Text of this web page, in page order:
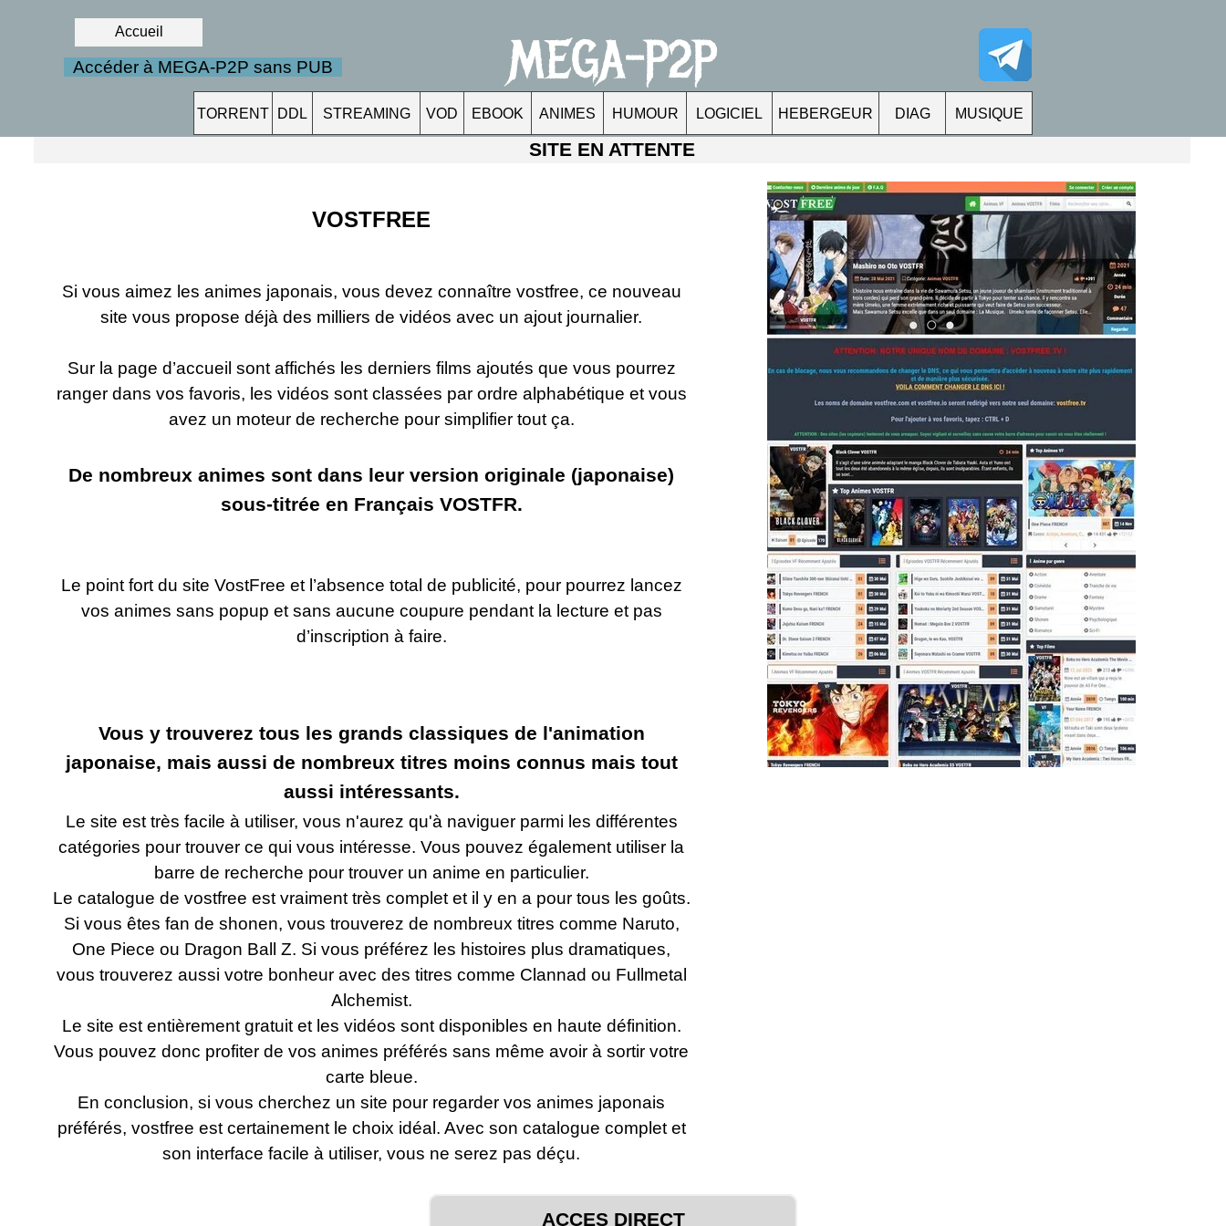
MEGA-P2P
Accueil
TORRENT DDL STREAMING VOD EBOOK ANIMES HUMOUR LOGICIEL HEBERGEUR DIAG MUSIQUE
Accéder à MEGA-P2P sans PUB
SITE EN ATTENTE
VOSTFREE
Si vous aimez les animes japonais, vous devez connaître vostfree, ce nouveau
site vous propose déjà des milliers de vidéos avec un ajout journalier.
Sur la page d’accueil sont affichés les derniers films ajoutés que vous pourrez
ranger dans vos favoris, les vidéos sont classées par ordre alphabétique et vous
avez un moteur de recherche pour simplifier tout ça.
De nombreux animes sont dans leur version originale (japonaise)
sous-titrée en Français VOSTFR.
Le point fort du site VostFree et l’absence total de publicité, pour pourrez lancez
vos animes sans popup et sans aucune coupure pendant la lecture et pas
d’inscription à faire.
Vous y trouverez tous les grands classiques de l'animation
japonaise, mais aussi de nombreux titres moins connus mais tout
aussi intéressants.
Le site est très facile à utiliser, vous n'aurez qu'à naviguer parmi les différentes
catégories pour trouver ce qui vous intéresse. Vous pouvez également utiliser la
barre de recherche pour trouver un anime en particulier.
Le catalogue de vostfree est vraiment très complet et il y en a pour tous les goûts.
Si vous êtes fan de shonen, vous trouverez de nombreux titres comme Naruto,
One Piece ou Dragon Ball Z. Si vous préférez les histoires plus dramatiques,
vous trouverez aussi votre bonheur avec des titres comme Clannad ou Fullmetal
Alchemist.
Le site est entièrement gratuit et les vidéos sont disponibles en haute définition.
Vous pouvez donc profiter de vos animes préférés sans même avoir à sortir votre
carte bleue.
En conclusion, si vous cherchez un site pour regarder vos animes japonais
préférés, vostfree est certainement le choix idéal. Avec son catalogue complet et
son interface facile à utiliser, vous ne serez pas déçu.
ACCES DIRECT